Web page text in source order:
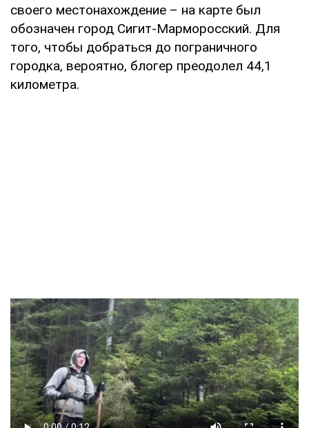
своего местонахождение – на карте был
обозначен город Сигит-Марморосский. Для
того, чтобы добраться до пограничного
городка, вероятно, блогер преодолел 44,1
километра.